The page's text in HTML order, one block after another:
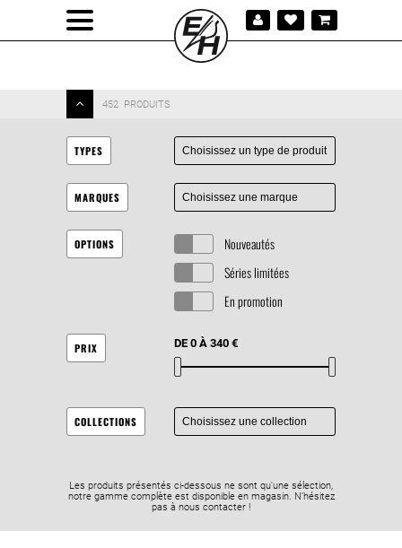
452 PRODUITS
TYPES
MARQUES
OPTIONS
Nouveautés
Séries limitées
En promotion
PRIX DE 0 À 340 €
COLLECTIONS
Les produits présentés ci-dessous ne sont qu'une sélection,
notre gamme complète est disponible en magasin. N’hésitez
pas à nous contacter !